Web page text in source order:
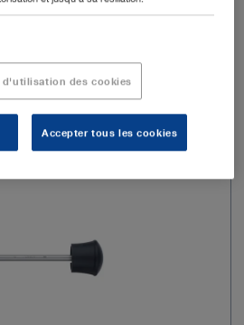
au devis
d'utilisation des cookies
Accepter tous les cookies